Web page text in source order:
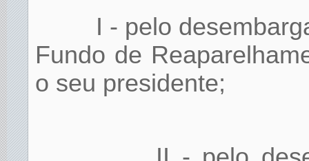
I - pelo
Fundo de
o seu presidente;